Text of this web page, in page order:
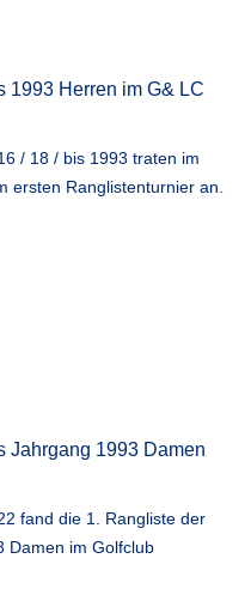
1993 Herren im G& LC
/ 18 / bis 1993 traten im
ersten Ranglistenturnier an.
Jahrgang 1993 Damen
fand die 1. Rangliste der
Damen im Golfclub